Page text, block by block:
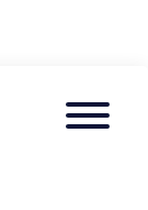
Menu